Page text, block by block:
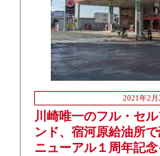
2021年2月
川崎唯一のフル・セ
ンド、宿河原給油所
ニューアル１周年記